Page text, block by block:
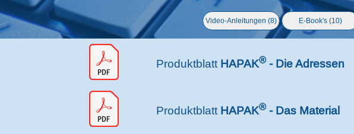
Menü überspringen
Video-Anleitungen (8) E-Book's (10)
ProduktblattHAPAK®- Die Adressen
ProduktblattHAPAK®- Das Material